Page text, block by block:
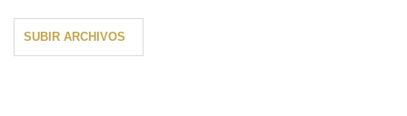
SUBIR ARCHIVOS